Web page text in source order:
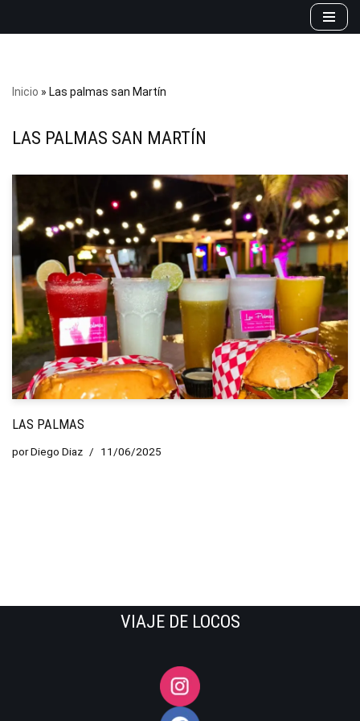
Inicio » Las palmas san Martín
LAS PALMAS SAN MARTÍN
LAS PALMAS
porDiego Diaz 11/06/2025
VIAJE DE LOCOS